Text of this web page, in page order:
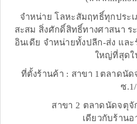
จำหน่าย โลหะสัมฤทธิ์ทุกประ
สะสม สิ่งศักดิ์สิทธิ์ทางศาสนา ร
อินเดีย จำหน่ายทั้งปลีก-ส่ง และ
ใหญ่ที่สุดใ
ที่ตั้งร้านค้า : สาขา 1ตลาดนัด
ซ.1/
สาขา 2 ตลาดนัดจตุจักร
เดียวกับร้าน